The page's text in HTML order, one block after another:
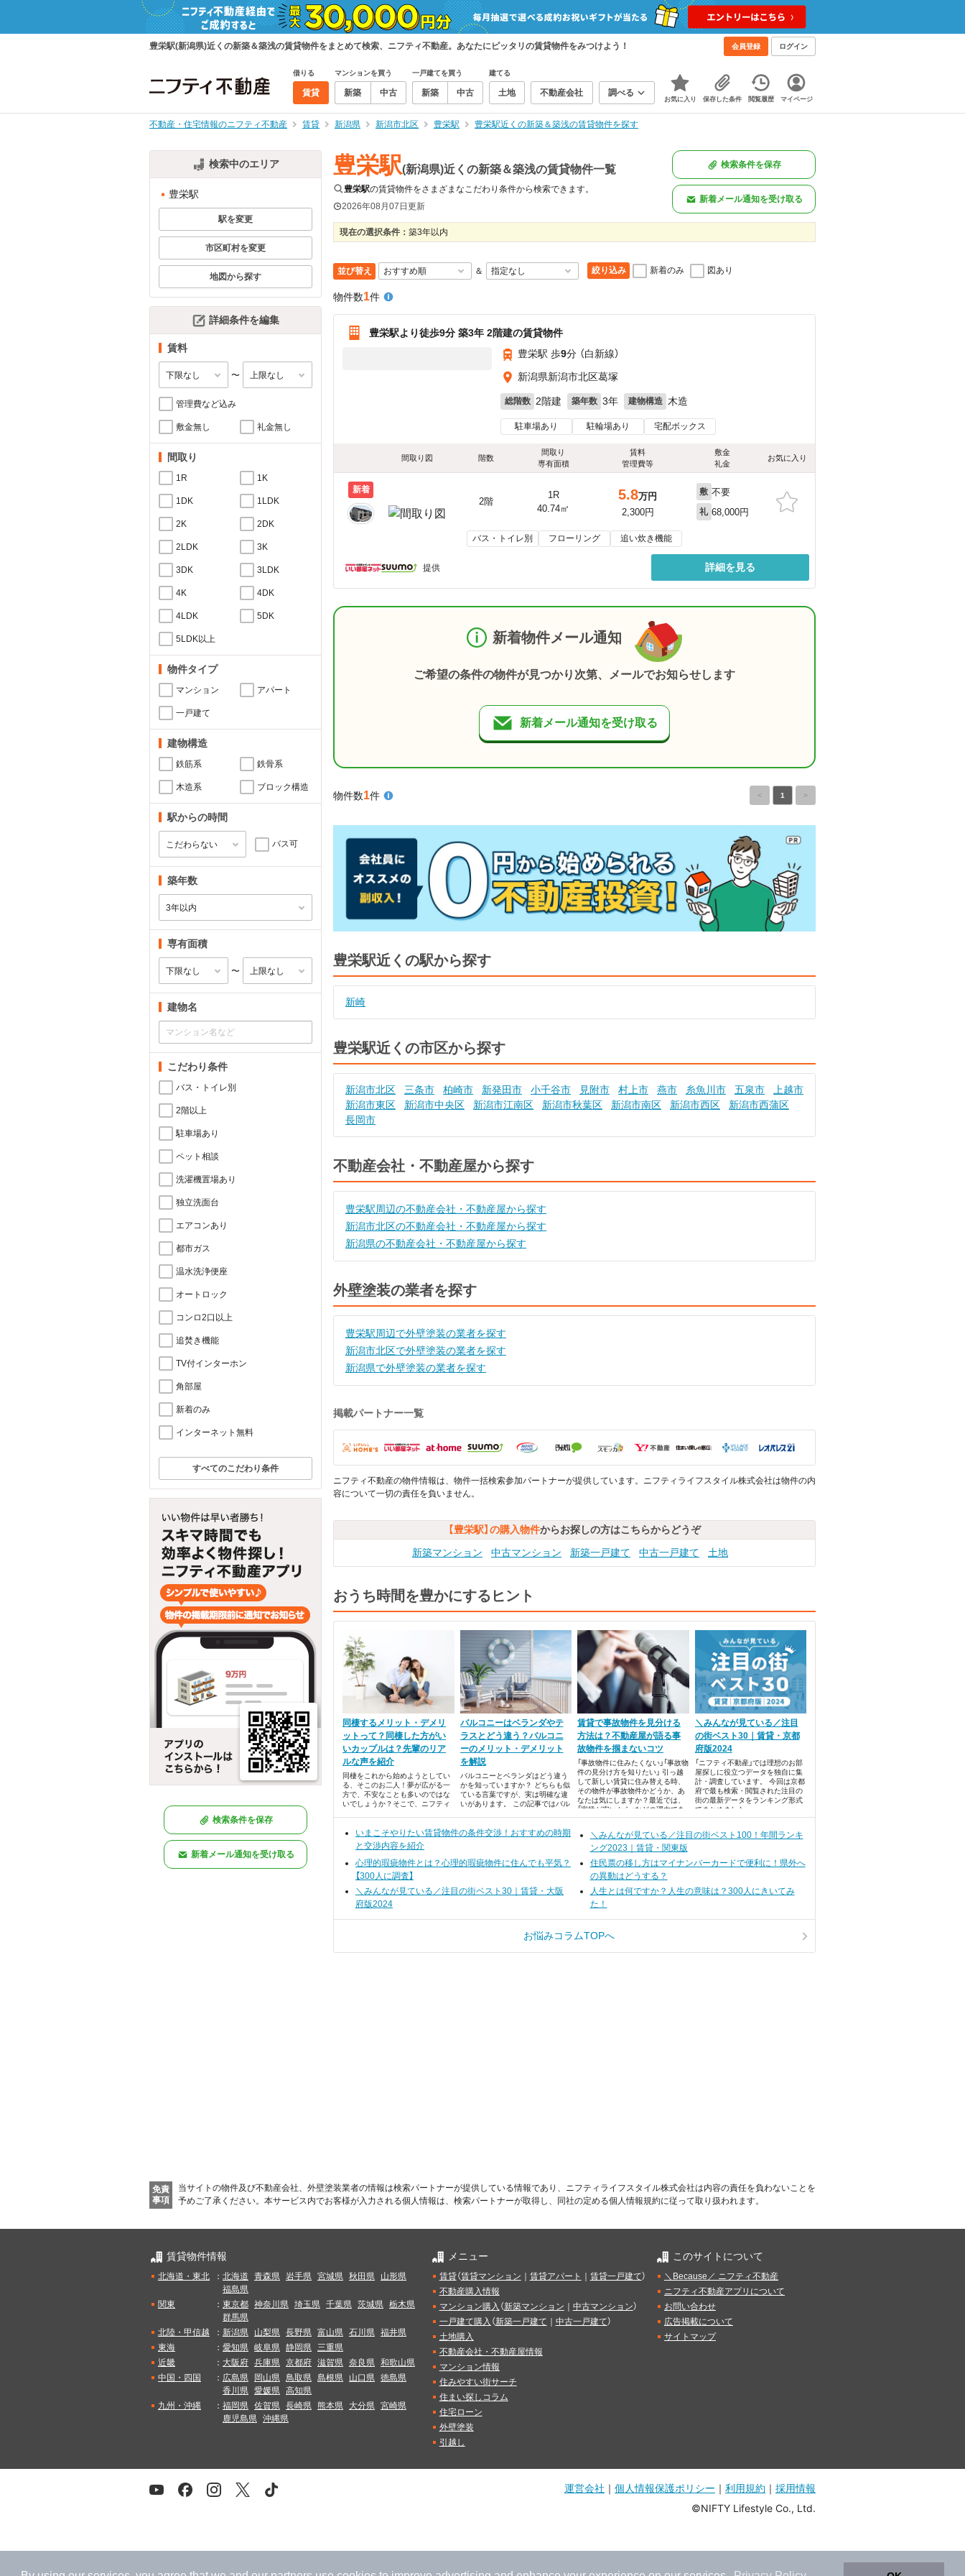
豊栄駅(新潟県)近くの新築＆築浅の賃貸物件をまとめて検索、ニフティ不動産。あなたにピッタリの賃貸物件をみつけよう！ 会員登録 ログイン
借りる
賃貸
マンションを買う
新築 中古
一戸建てを買う
新築 中古
建てる
土地 不動産会社 調べる
お気に入り 保存した条件 閲覧履歴 マイページ
不動産・住宅情報のニフティ不動産 賃貸 新潟県 新潟市北区 豊栄駅 豊栄駅近くの新築＆築浅の賃貸物件を探す
検索中のエリア
豊栄駅
駅を変更
市区町村を変更
地図から探す
詳細条件を編集
賃料
〜
管理費など込み
敷金無し 礼金無し
間取り
1R 1K
1DK 1LDK
2K 2DK
2LDK 3K
3DK 3LDK
4K 4DK
4LDK 5DK
5LDK以上
物件タイプ
マンション アパート
一戸建て
建物構造
鉄筋系 鉄骨系
木造系 ブロック構造
駅からの時間
バス可
築年数
専有面積
〜
建物名
こだわり条件
バス・トイレ別
2階以上
駐車場あり
ペット相談
洗濯機置場あり
独立洗面台
エアコンあり
都市ガス
温水洗浄便座
オートロック
コンロ2口以上
追焚き機能
TV付インターホン
角部屋
新着のみ
インターネット無料
すべてのこだわり条件
検索条件を保存
新着メール通知を受け取る
豊栄駅(新潟県)近くの新築＆築浅の賃貸物件一覧
豊栄駅の賃貸物件をさまざまなこだわり条件から検索できます。
2026年08月07日更新
検索条件を保存
新着メール通知を受け取る
現在の選択条件： 築3年以内
並び替え ＆ 絞り込み 新着のみ 図あり
物件数1件
豊栄駅より徒歩9分 築3年 2階建の賃貸物件
豊栄駅 歩9分 （白新線）
新潟県新潟市北区葛塚
総階数 2階建 築年数 3年 建物構造 木造
駐車場あり 駐輪場あり 宅配ボックス
間取り図 階数
間取り
専有面積
賃料
管理費等
敷金
礼金
お気に入り
新着
2階
1R
40.74㎡
5.8万円
2,300円
敷 不要
礼 68,000円
バス・トイレ別 フローリング 追い炊き機能
提供 詳細を見る
新着物件メール通知
ご希望の条件の物件が見つかり次第、メールでお知らせします
新着メール通知を受け取る
物件数1件 < 1 >
豊栄駅近くの駅から探す
新崎
豊栄駅近くの市区から探す
新潟市北区 三条市 柏崎市 新発田市 小千谷市 見附市 村上市 燕市 糸魚川市 五泉市
上越市
新潟市東区
新潟市中央区 新潟市江南区 新潟市秋葉区 新潟市南区 新潟市西区
新潟市西蒲区
長岡市
不動産会社・不動産屋から探す
豊栄駅周辺の不動産会社・不動産屋から探す
新潟市北区の不動産会社・不動産屋から探す
新潟県の不動産会社・不動産屋から探す
外壁塗装の業者を探す
豊栄駅周辺で外壁塗装の業者を探す
新潟市北区で外壁塗装の業者を探す
新潟県で外壁塗装の業者を探す
掲載パートナー一覧
ニフティ不動産の物件情報は、物件一括検索参加パートナーが提供しています。ニフティライフスタイル株式会社は物件の内
容について一切の責任を負いません。
【豊栄駅】の購入物件からお探しの方はこちらからどうぞ
新築マンション
中古マンション 新築一戸建て 中古一戸建て 土地
おうち時間を豊かにするヒント
同棲するメリット・デメリ
ットって？同棲した方がい
いカップルは？先輩のリア
ルな声を紹介
同棲をこれから始めようとしてい
る、そこのお二人！夢が広がる一
方で、不安なことも多いのではな
いでしょうか？そこで、ニフティ
ト・デメリットについてまとめま
した。ランキング形式でご紹介し
ます！
バルコニーはベランダやテ
ラスとどう違う？バルコニ
ーのメリット・デメリット
を解説
バルコニーとベランダはどう違う
かを知っていますか？ どちらも似
ている言葉ですが、実は明確な違
いがあります。 この記事ではバル
ついてもお伝えします。
賃貸で事故物件を見分ける
方法は？不動産屋が語る事
故物件を掴まないコツ
「事故物件に住みたくない」「事故物
件の見分け方を知りたい」 引っ越
して新しい賃貸に住み替える時、
その物件が事故物件かどうか、あ
なたは気にしますか？最近では、
「家賃が安いから」などの理由であ
えて事故物件を選ぶ方もいるそう
住みたくない」と考えると思いま
す。
＼みんなが見ている／注目
の街ベスト30｜賃貸・京都
府版2024
「ニフティ不動産」では理想のお部
屋探しに役立つデータを独自に集
計・調査しています。 今回は京都
府で最も検索・閲覧された注目の
街の最新データをランキング形式
でまとめました。
いまこそやりたい賃貸物件の条件交渉！おすすめの時期
と交渉内容を紹介
＼みんなが見ている／注目の街ベスト100！年間ランキ
ング2023｜賃貸・関東版
心理的瑕疵物件とは？心理的瑕疵物件に住んでも平気？
【300人に調査】
住民票の移し方はマイナンバーカードで便利に！県外へ
の異動はどうする？
＼みんなが見ている／注目の街ベスト30｜賃貸・大阪
府版2024
人生とは何ですか？人生の意味は？300人にきいてみ
た！
お悩みコラムTOPへ
免責
事項
当サイトの物件及び不動産会社、外壁塗装業者の情報は検索パートナーが提供している情報であり、ニフティライフスタイル株式会社は内容の責任を負わないことを
予めご了承ください。 本サービス内でお客様が入力される個人情報は、検索パートナーが取得し、同社の定める個人情報規約に従って取り扱われます。
賃貸物件情報
北海道・東北 ： 北海道 青森県 岩手県 宮城県 秋田県
山形県
福島県
関東
： 東京都 神奈川県 埼玉県 千葉県 茨城県 栃木県
群馬県
北陸・甲信越
： 新潟県 山梨県 長野県 富山県 石川県 福井県
東海
： 愛知県 岐阜県 静岡県 三重県
近畿
： 大阪府 兵庫県 京都府 滋賀県 奈良県 和歌山県
中国・四国
： 広島県 岡山県 鳥取県 島根県 山口県 徳島県
香川県 愛媛県 高知県
九州・沖縄
： 福岡県 佐賀県 長崎県 熊本県 大分県 宮崎県
鹿児島県 沖縄県
メニュー
賃貸（賃貸マンション 賃貸アパート 賃貸一戸建て）
不動産購入情報
マンション購入 （新築マンション 中古マンション）
一戸建て購入 （新築一戸建て 中古一戸建て）
土地購入
不動産会社・不動産屋情報
マンション情報
住みやすい街サーチ
住まい探しコラム
住宅ローン
外壁塗装
引越し
このサイトについて
＼Because／ ニフティ不動産
ニフティ不動産アプリについて
お問い合わせ
広告掲載について
サイトマップ
運営会社 ｜ 個人情報保護ポリシー ｜ 利用規約 ｜ 採用情報
©NIFTY Lifestyle Co., Ltd.